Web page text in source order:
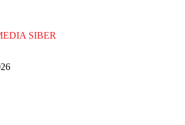
SIBER